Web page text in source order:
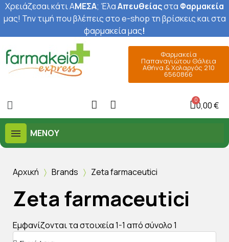
Χρειάζεσαι κάτι ΑΜΕΣΑ; ΈλαΑπευθείαςστα Φαρμακεία
μας! Την τιμή που βλέπεις στο e-shop τη βρίσκεις και στα
φαρμακεία μας!
Φαρμακεία
Παπαναγιώτου Θάλεια
Αθήνα & Χολαργός 210
6560866
0,00 €
ΜΕΝΟΎ
Αρχική Brands Zeta farmaceutici
Zeta farmaceutici
Εμφανίζονται τα στοιχεία 1-1 από σύνολο 1